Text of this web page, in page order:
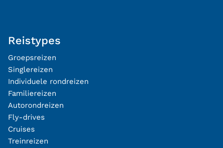
Reistypes
Groepsreizen
Singlereizen
Individuele rondreizen
Familiereizen
Autorondreizen
Fly-drives
Cruises
Treinreizen